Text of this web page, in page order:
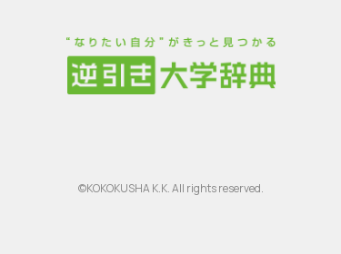
©KOKOKUSHA K.K. All rights reserved.